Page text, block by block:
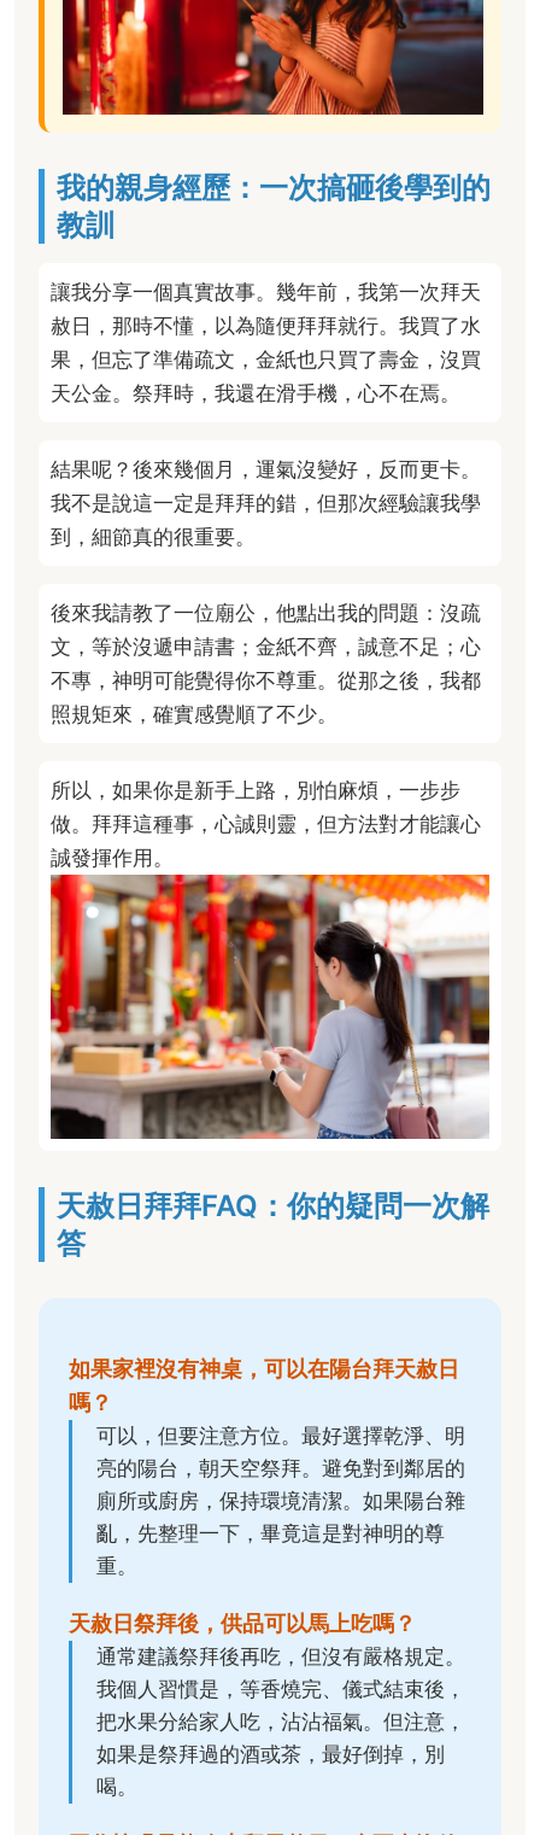
我的親身經歷：一次搞砸後學到的
教訓
讓我分享一個真實故事。幾年前，我第一次拜天
赦日，那時不懂，以為隨便拜拜就行。我買了水
果，但忘了準備疏文，金紙也只買了壽金，沒買
天公金。祭拜時，我還在滑手機，心不在焉。
結果呢？後來幾個月，運氣沒變好，反而更卡。
我不是說這一定是拜拜的錯，但那次經驗讓我學
到，細節真的很重要。
後來我請教了一位廟公，他點出我的問題：沒疏
文，等於沒遞申請書；金紙不齊，誠意不足；心
不專，神明可能覺得你不尊重。從那之後，我都
照規矩來，確實感覺順了不少。
所以，如果你是新手上路，別怕麻煩，一步步
做。拜拜這種事，心誠則靈，但方法對才能讓心
誠發揮作用。
天赦日拜拜FAQ：你的疑問一次解
答
如果家裡沒有神桌，可以在陽台拜天赦日
嗎？
可以，但要注意方位。最好選擇乾淨、明
亮的陽台，朝天空祭拜。避免對到鄰居的
廁所或廚房，保持環境清潔。如果陽台雜
亂，先整理一下，畢竟這是對神明的尊
重。
天赦日祭拜後，供品可以馬上吃嗎？
通常建議祭拜後再吃，但沒有嚴格規定。
我個人習慣是，等香燒完、儀式結束後，
把水果分給家人吃，沾沾福氣。但注意，
如果是祭拜過的酒或茶，最好倒掉，別
喝。